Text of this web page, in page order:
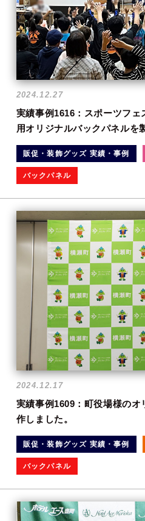
2024.12.27
実績事例1616：スポーツフ
用オリジナルバックパネルを
販促・装飾グッズ 実績・事例
バックパネル
2024.12.17
実績事例1609：町役場様の
作しました。
販促・装飾グッズ 実績・事例
バックパネル